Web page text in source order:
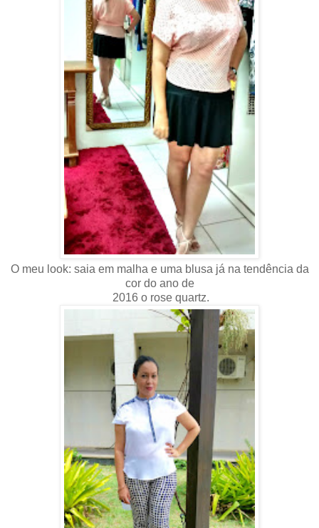
O meu look: saia em malha e uma blusa já na tendência da
cor do ano de
2016 o rose quartz.